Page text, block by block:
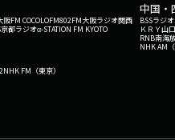
阪FM COCOLOFM802FM大阪ラジオ関西
京都ラジオα-STATION FM KYOTO
中国・
BSSラジオ
ＫＲＹ山
RNB南海
NHK AM（
NHK FM（東京）